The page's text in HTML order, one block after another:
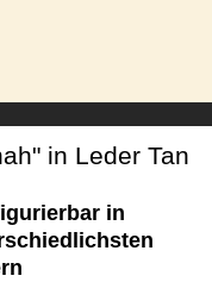
in Leder Tan
in